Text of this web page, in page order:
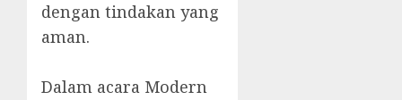
dengan tindakan yang
aman.
Dalam acara Modern